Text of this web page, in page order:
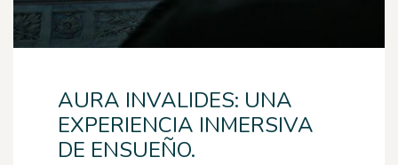
AURA INVALIDES: UNA
EXPERIENCIA INMERSIVA
DE ENSUEÑO.